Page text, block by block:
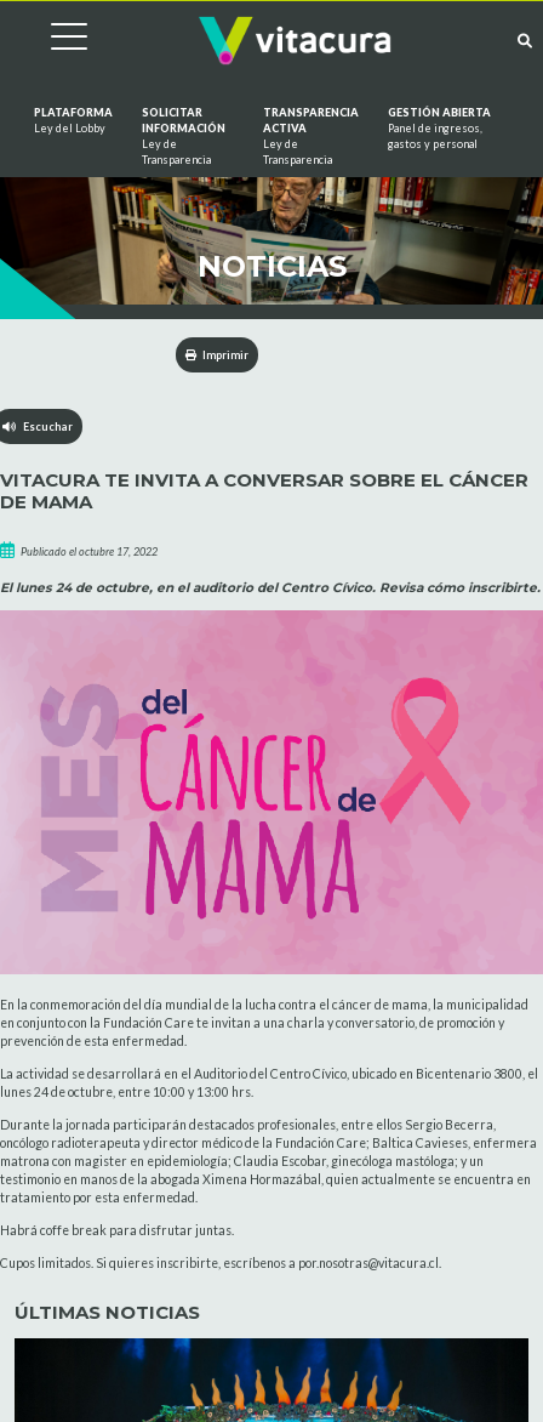
PLATAFORMA
Ley del Lobby
SOLICITAR
INFORMACIÓN
Ley de
Transparencia
TRANSPARENCIA
ACTIVA
Ley de
Transparencia
GESTIÓN ABIERTA
Panel de ingresos,
gastos y personal
NOTICIAS
Imprimir
Escuchar
VITACURA TE INVITA A CONVERSAR SOBRE EL CÁNCER
DE MAMA
Publicado el octubre 17, 2022
El lunes 24 de octubre, en el auditorio del Centro Cívico. Revisa cómo inscribirte.
En la conmemoración del día mundial de la lucha contra el cáncer de mama, la municipalidad
en conjunto con la Fundación Care te invitan a una charla y conversatorio, de promoción y
prevención de esta enfermedad.
La actividad se desarrollará en el Auditorio del Centro Cívico, ubicado en Bicentenario 3800, el
lunes 24 de octubre, entre 10:00 y 13:00 hrs.
Durante la jornada participarán destacados profesionales, entre ellos Sergio Becerra,
oncólogo radioterapeuta y director médico de la Fundación Care; Baltica Cavieses, enfermera
matrona con magister en epidemiología; Claudia Escobar, ginecóloga mastóloga; y un
testimonio en manos de la abogada Ximena Hormazábal, quien actualmente se encuentra en
tratamiento por esta enfermedad.
Habrá coffe break para disfrutar juntas.
Cupos limitados. Si quieres inscribirte, escríbenos a por.nosotras@vitacura.cl.
ÚLTIMAS NOTICIAS